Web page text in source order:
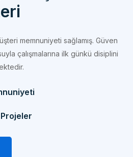
memnuniyeti sağlamış. Güven